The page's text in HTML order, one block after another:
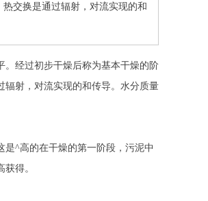
交换是通过辐射，对流实现的和
经过初步干燥后称为基本干燥的阶
辐射，对流实现的和传导。水分质量
^高的在干燥的第一阶段，污泥中
得。